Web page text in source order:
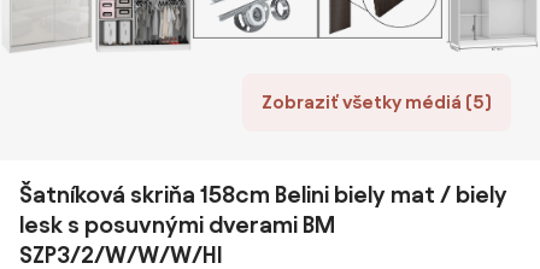
Zobraziť všetky médiá (5)
Šatníková skriňa 158cm Belini biely mat / biely
lesk s posuvnými dverami BM
SZP3/2/W/W/W/HI